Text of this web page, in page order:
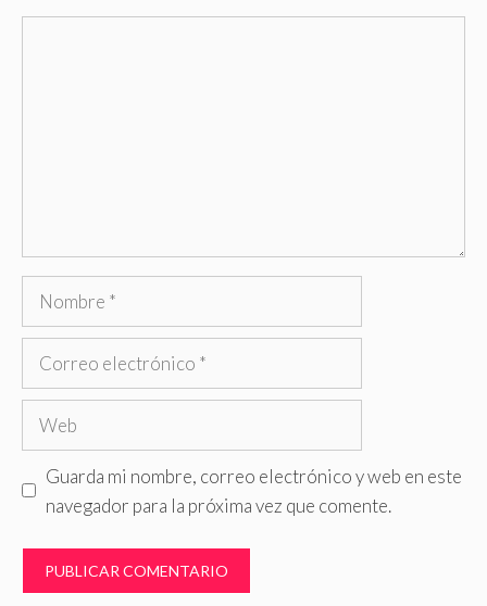
Nombre
Correo
Web
Guarda mi nombre, correo electrónico y web en este
navegador para la próxima vez que comente.